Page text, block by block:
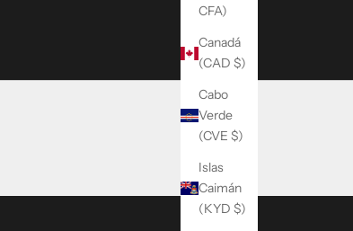
CFA)
Canadá
(CAD $)
Cabo
Verde
(CVE $)
Islas
Caimán
(KYD $)